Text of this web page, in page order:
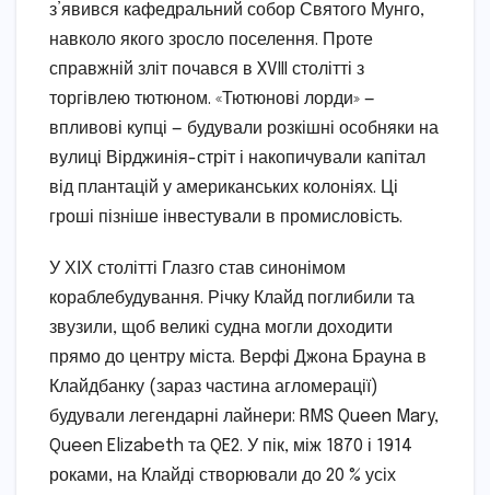
з’явився кафедральний собор Святого Мунго,
навколо якого зросло поселення. Проте
справжній зліт почався в XVIII столітті з
торгівлею тютюном. «Тютюнові лорди» —
впливові купці — будували розкішні особняки на
вулиці Вірджинія-стріт і накопичували капітал
від плантацій у американських колоніях. Ці
гроші пізніше інвестували в промисловість.
У ХІХ столітті Глазго став синонімом
кораблебудування. Річку Клайд поглибили та
звузили, щоб великі судна могли доходити
прямо до центру міста. Верфі Джона Брауна в
Клайдбанку (зараз частина агломерації)
будували легендарні лайнери: RMS Queen Mary,
Queen Elizabeth та QE2. У пік, між 1870 і 1914
роками, на Клайді створювали до 20 % усіх